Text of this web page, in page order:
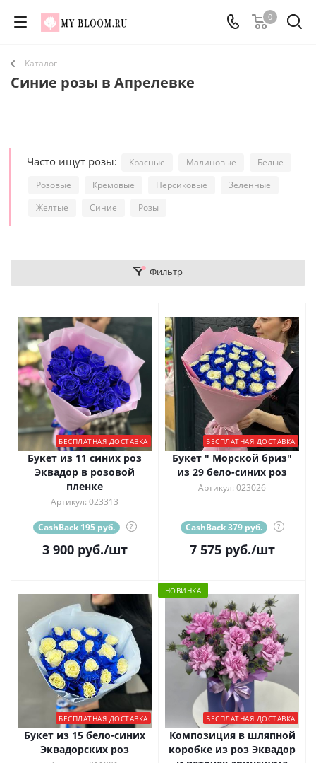
0
Каталог
Синие розы в Апрелевке
Часто ищут розы: Красные Малиновые
Белые
Розовые
Кремовые Персиковые
Зеленные
Желтые
Синие Розы
Фильтр
БЕСПЛАТНАЯ ДОСТАВКА
Букет из 11 синих роз
Эквадор в розовой
пленке
Артикул: 023313
CashBack 195 руб. ?
3 900руб./шт
БЕСПЛАТНАЯ ДОСТАВКА
Букет " Морской бриз"
из 29 бело-синих роз
Артикул: 023026
CashBack 379 руб. ?
7 575руб./шт
БЕСПЛАТНАЯ ДОСТАВКА
Букет из 15 бело-синих
Эквадорских роз
НОВИНКА
БЕСПЛАТНАЯ ДОСТАВКА
Композиция в шляпной
коробке из роз Эквадор